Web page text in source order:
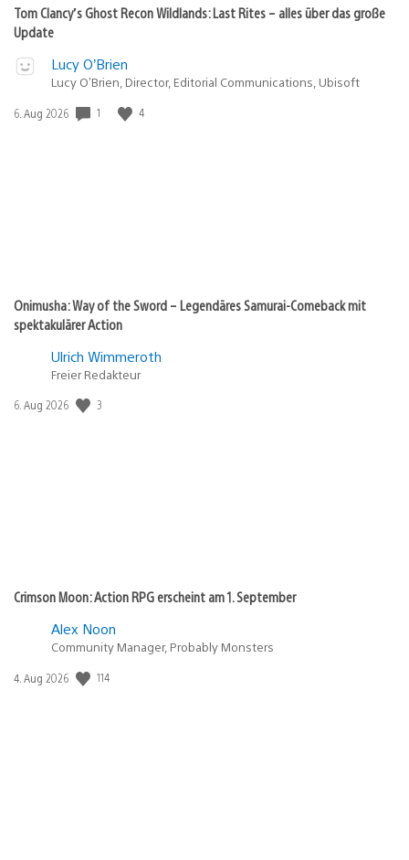
Tom Clancy’s Ghost Recon Wildlands: Last Rites – alles über das große
Update
Lucy O’Brien
Lucy O’Brien, Director, Editorial Communications, Ubisoft
Veröffentlichungsdatum:
6. Aug 2026 1 4
Onimusha: Way of the Sword – Legendäres Samurai-Comeback mit
spektakulärer Action
Ulrich Wimmeroth
Freier Redakteur
Veröffentlichungsdatum:
6. Aug 2026 3
Crimson Moon: Action RPG erscheint am 1. September
Alex Noon
Community Manager, Probably Monsters
Veröffentlichungsdatum:
4. Aug 2026 114